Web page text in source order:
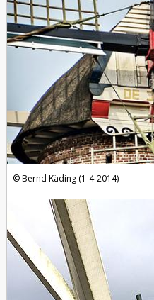
Bernd Käding (1-4-2014)